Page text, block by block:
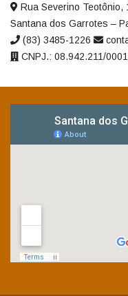
Rua Severino Teotônio,
Santana dos Garrotes –
(83) 3485-1226
CNPJ.: 08.942.211/